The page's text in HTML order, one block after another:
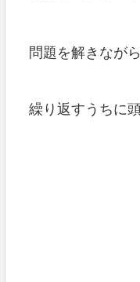
問題を解きなが
繰り返すうちに